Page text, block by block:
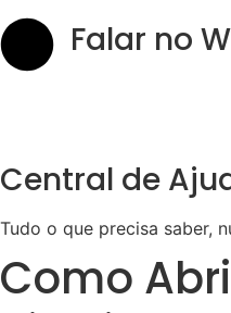
Falar no
Central de
Tudo o que precisa saber,
Como